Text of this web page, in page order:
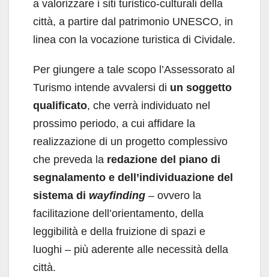
a valorizzare i siti turistico-culturali della
città, a partire dal patrimonio UNESCO, in
linea con la vocazione turistica di Cividale.
Per giungere a tale scopo l’Assessorato al
Turismo intende avvalersi di un soggetto
qualificato, che verrà individuato nel
prossimo periodo, a cui affidare la
realizzazione di un progetto complessivo
che preveda la redazione del piano di
segnalamento e dell’individuazione del
sistema di wayfinding – ovvero la
facilitazione dell’orientamento, della
leggibilità e della fruizione di spazi e
luoghi – più aderente alle necessità della
città.